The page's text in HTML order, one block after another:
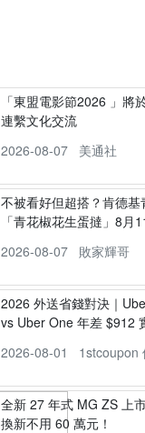
「東盟電影節2026 」將
連繫文化交流
2026-08-07
美通社
不被看好但超搭？肯德
「青花椒花生蛋撻」8月
2026-08-07
敗家輝哥
2026 外送省錢對決｜
vs Uber One 年差 $912
2026-08-01
1stcoupon
全新 27 年式 MG ZS 上
換新不用 60 萬元！